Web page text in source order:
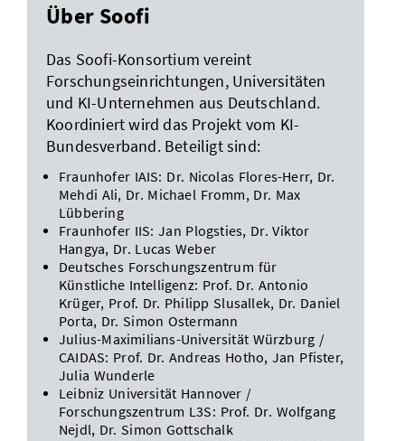
Über Soofi
Das Soofi-Konsortium vereint
Forschungseinrichtungen, Universitäten
und KI-Unternehmen aus Deutschland.
Koordiniert wird das Projekt vom KI-
Bundesverband. Beteiligt sind:
Fraunhofer IAIS: Dr. Nicolas Flores-Herr, Dr.
Mehdi Ali, Dr. Michael Fromm, Dr. Max
Lübbering
Fraunhofer IIS: Jan Plogsties, Dr. Viktor
Hangya, Dr. Lucas Weber
Deutsches Forschungszentrum für
Künstliche Intelligenz: Prof. Dr. Antonio
Krüger, Prof. Dr. Philipp Slusallek, Dr. Daniel
Porta, Dr. Simon Ostermann
Julius-Maximilians-Universität Würzburg /
CAIDAS: Prof. Dr. Andreas Hotho, Jan Pfister,
Julia Wunderle
Leibniz Universität Hannover /
Forschungszentrum L3S: Prof. Dr. Wolfgang
Nejdl, Dr. Simon Gottschalk